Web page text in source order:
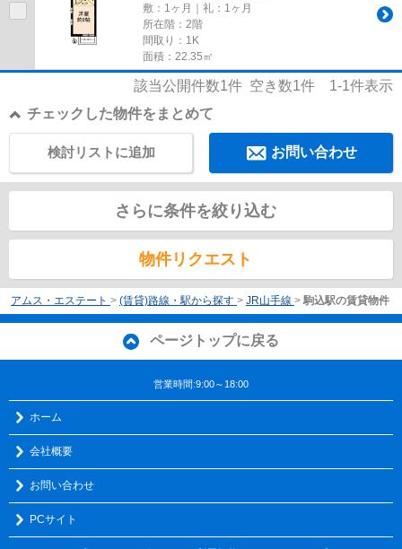
敷：1ヶ月｜礼：1ヶ月
所在階：2階
間取り：1K
面積：22.35㎡
該当公開件数1件 空き数1件 1-1件表示
チェックした物件をまとめて
お問い合わせ
検討リストに追加
さらに条件を絞り込む
物件リクエスト
アムス・エステート > (賃貸)路線・駅から探す > JR山手線 > 駒込駅の賃貸物件
ページトップに戻る
営業時間:9:00～18:00
ホーム
会社概要
お問い合わせ
PCサイト